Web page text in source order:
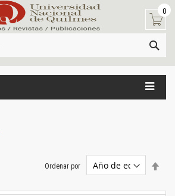
0
Ordenar por